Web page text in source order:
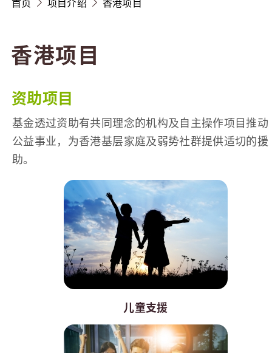
香港项目
资助项目
基金透过资助有共同理念的机构及自主操作项目推动
公益事业，为香港基层家庭及弱势社群提供适切的援
助。
儿童支援